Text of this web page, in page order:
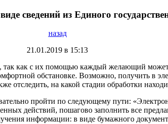
сведений из Единого
назад
21.01.2019 в 15:13
так как с их помощью каждый желающий
обстановке. Возможно, получить в
отследить, на какой стадии обработки
пройти по следующему пути:
действий, пошагово заполнить все
информации: в виде бумажного